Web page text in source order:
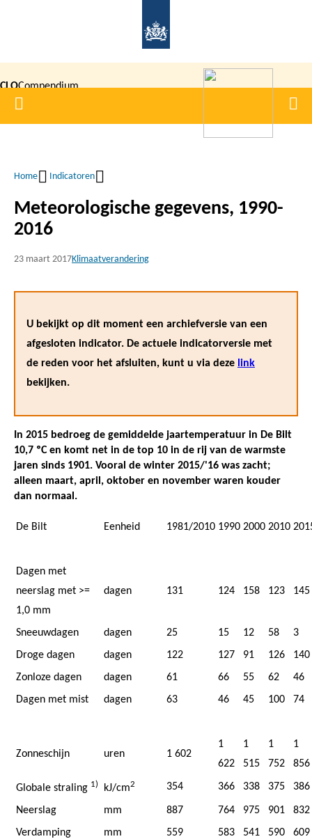
inhoud
gaan
CLOCompendium
voor de
Home
Kruimelpad
Home Indicatoren
Meteorologische gegevens, 1990-
2016
23 maart 2017Klimaatverandering
U bekijkt op dit moment een archiefversie van een
afgesloten indicator. De actuele indicatorversie met
de reden voor het afsluiten, kunt u via deze link
bekijken.
In 2015 bedroeg de gemiddelde jaartemperatuur in De Bilt
10,7 ºC en komt net in de top 10 in de rij van de warmste
jaren sinds 1901. Vooral de winter 2015/'16 was zacht;
alleen maart, april, oktober en november waren kouder
dan normaal.
De Bilt Eenheid 1981/2010 1990 2000 2010
Dagen met
neerslag met >=
1,0 mm
dagen 131 124 158 123 145
Sneeuwdagen dagen 25 15 12 58
3
Droge dagen
dagen 122 127 91 126
140
Zonloze dagen
dagen 61 66 55 62
46
Dagen met mist
dagen 63 46 45 100 74
Zonneschijn uren 1 602
1
622
1
515
1
752
1
856
Globale straling 1) kJ/cm2 354 366 338 375 386
Neerslag mm 887 764 975 901
832
Verdamping
mm 559 583 541 590
609